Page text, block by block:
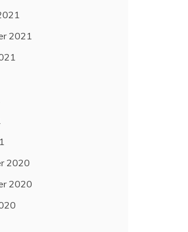
2021
2020
2020